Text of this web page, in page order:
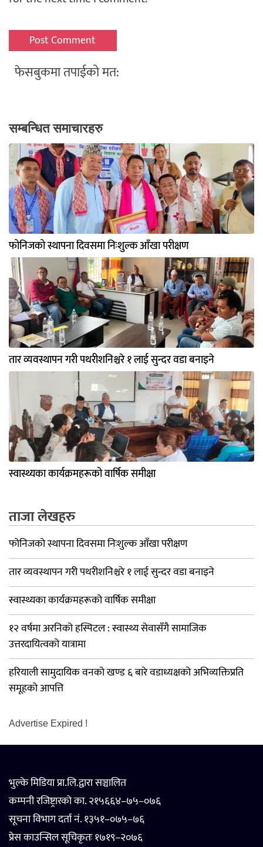
फेसबुकमा तपाईको मत:
सम्बन्धित समाचारहरु
फोनिजको स्थापना दिवसमा निःशुल्क आँखा परीक्षण
तार व्यवस्थापन गरी पथरीशनिश्चरे १ लाई सुन्दर वडा बनाइने
स्वास्थ्यका कार्यक्रमहरूको वार्षिक समीक्षा
ताजा लेखहरु
फोनिजको स्थापना दिवसमा निःशुल्क आँखा परीक्षण
तार व्यवस्थापन गरी पथरीशनिश्चरे १ लाई सुन्दर वडा बनाइने
स्वास्थ्यका कार्यक्रमहरूको वार्षिक समीक्षा
१२ वर्षमा अरनिको हस्पिटल : स्वास्थ्य सेवासँगै सामाजिक
उत्तरदायित्वको यात्रामा
हरियाली सामुदायिक वनको खण्ड ६ बारे वडाध्यक्षको अभिव्यक्तिप्रति
समूहको आपत्ति
Advertise Expired !
भुल्के मिडिया प्रा.लि.द्वारा सञ्चालित
कम्पनी रजिष्ट्रारको का. २१५६६४–७५–०७६
सूचना विभाग दर्ता नं. १३५१–०७५–७६
प्रेस काउन्सिल सूचिकृतः १७१९–२०७६